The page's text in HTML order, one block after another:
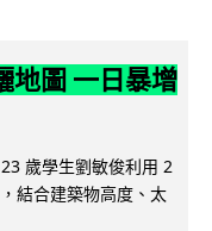
地圖 一日暴增
歲學生劉敏俊利用 2
結合建築物高度、太